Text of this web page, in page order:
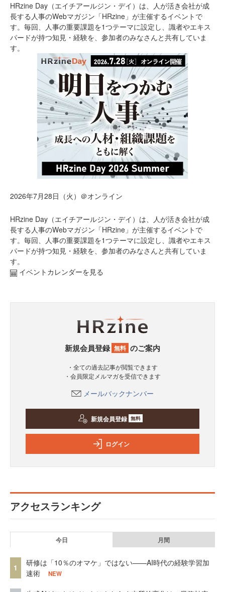
HRzine Day（エイチアールジン・デイ）は、人が活き会社が成
長する人事のWebマガジン「HRzine」が主催するイベントで
す。毎回、人事の重要課題を1つテーマに設定し、識者やエキス
パードが持つ知見・経験を、参加者のみなさんと共有していま
す。
2026年7月28日（火）＠オンライン
HRzine Day（エイチアールジン・デイ）は、人が活き会社が成
長する人事のWebマガジン「HRzine」が主催するイベントで
す。毎回、人事の重要課題を1つテーマに設定し、識者やエキス
パードが持つ知見・経験を、参加者のみなさんと共有していま
す。
イベントカレンダーを見る
新規会員登録 無料 のご案内
・全ての過去記事が閲覧できます
・会員限定メルマガを受信できます
メールバックナンバー
新規会員登録 無料
ログイン
アクセスランキング
今日 月間
1
研修は「10％のオマケ」ではない——AI時代の経験学習加
速術
NEW